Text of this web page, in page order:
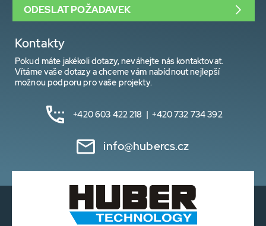
Kontakty
Pokud máte jakékoli dotazy, neváhejte nás kontaktovat.
Vítáme vaše dotazy a chceme vám nabídnout nejlepší
možnou podporu pro vaše projekty.
+420 603 422 218 | +420 732 734 392
info@hubercs.cz
ODESLAT POŽADAVEK